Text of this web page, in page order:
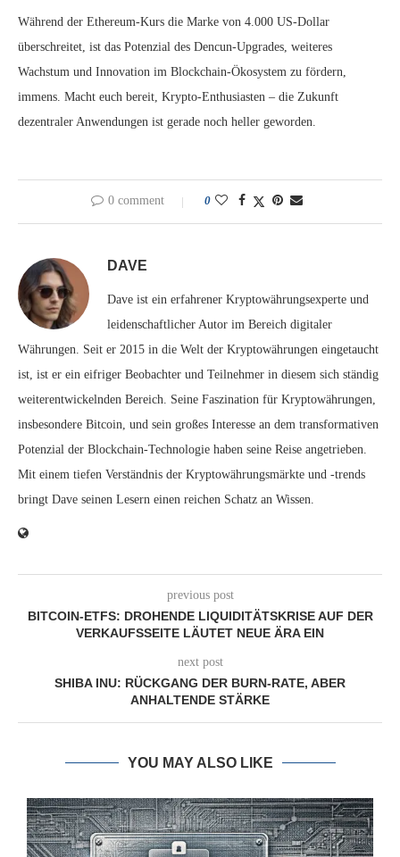
Während der Ethereum-Kurs die Marke von 4.000 US-Dollar
überschreitet, ist das Potenzial des Dencun-Upgrades, weiteres
Wachstum und Innovation im Blockchain-Ökosystem zu fördern,
immens. Macht euch bereit, Krypto-Enthusiasten – die Zukunft
dezentraler Anwendungen ist gerade noch heller geworden.
0 comment 0
DAVE
Dave ist ein erfahrener Kryptowährungsexperte und
leidenschaftlicher Autor im Bereich digitaler
Währungen. Seit er 2015 in die Welt der Kryptowährungen eingetaucht
ist, ist er ein eifriger Beobachter und Teilnehmer in diesem sich ständig
weiterentwickelnden Bereich. Seine Faszination für Kryptowährungen,
insbesondere Bitcoin, und sein großes Interesse an dem transformativen
Potenzial der Blockchain-Technologie haben seine Reise angetrieben.
Mit einem tiefen Verständnis der Kryptowährungsmärkte und -trends
bringt Dave seinen Lesern einen reichen Schatz an Wissen.
previous post
BITCOIN-ETFS: DROHENDE LIQUIDITÄTSKRISE AUF DER
VERKAUFSSEITE LÄUTET NEUE ÄRA EIN
next post
SHIBA INU: RÜCKGANG DER BURN-RATE, ABER
ANHALTENDE STÄRKE
YOU MAY ALSO LIKE